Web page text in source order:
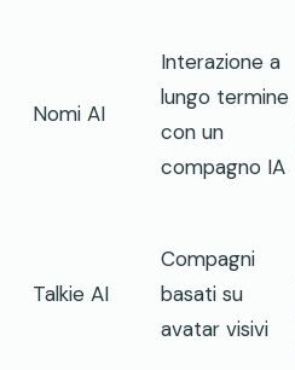
Nomi AI
Interazione a
lungo termine
con un
compagno IA
Talkie AI
Compagni
basati su
avatar visivi